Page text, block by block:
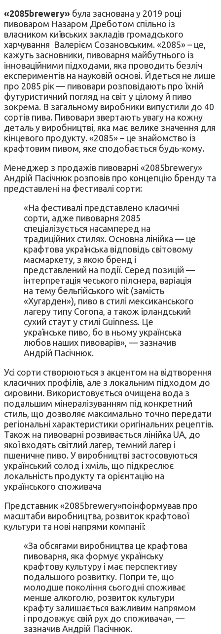
«2085brewery» була заснована у 2019 році
пивоваром Назаром Дреботом спільно із
власником київських закладів громадського
харчування Валерієм Созановським. «2085» – це,
кажуть засновники, пивоварня майбутнього із
інноваційними підходами, яка проводить безліч
експериментів на науковій основі. Йдеться не лише
про 2085 рік — пивовари розповідають про їхній
футуристичний погляд на світ у цілому й пиво
зокрема. В загальному виробники випустили до 40
сортів пива. Пивовари звертають увагу на кожну
деталь у виробництві, яка має велике значення для
кінцевого продукту. «2085» – це знайомство із
крафтовим пивом, яке сподобається будь-кому.
Менеджер з продажів пивоварні «2085brewery»
Андрій Пасічнюк розповів про концепцію бренду та
представлені на фестивалі сорти:
«На фестивалі представлено класичні
сорти, адже пивоварня 2085
спеціалізується насамперед на
традиційних стилях. Основна лінійка — це
крафтова українська відповідь світовому
масмаркету, з якою бренд і
представлений на події. Серед позицій —
інтерпретація чеського пілснера, варіація
на тему бельгійського wit (замість
«Хугарден»), пиво в стилі мексиканського
лагеру типу Corona, а також ірландський
сухий стаут у стилі Guinness. Це
українське пиво, бо в ньому українська
любов наших пивоварів», — зазначив
Андрій Пасічнюк.
Усі сорти створюються з акцентом на відтворення
класичних профілів, але з локальним підходом до
сировини. Використовується очищена вода з
подальшим мінералізуванням під конкретний
стиль, що дозволяє максимально точно передати
регіональні характеристики оригінальних рецептів.
Також на пивоварні розвивається лінійка UA, до
якої входять світлий лагер, темний лагер і
пшеничне пиво. У виробництві застосовуються
український солод і хміль, що підкреслює
локальність продукту та орієнтацію на
українського споживача
Представник «2085brewery»поінформував про
масштаби виробництва, розвиток крафтової
культури та нові напрями компанії:
«За обсягами виробництва це крафтова
пивоварня, яка формує українську
крафтову культуру і має перспективу
подальшого розвитку. Попри те, що
молодше покоління сьогодні споживає
менше алкоголю, розвиток культури
крафту залишається важливим напрямом
і продовжує свій рух до споживача», —
зазначив Андрій Пасічнюк.